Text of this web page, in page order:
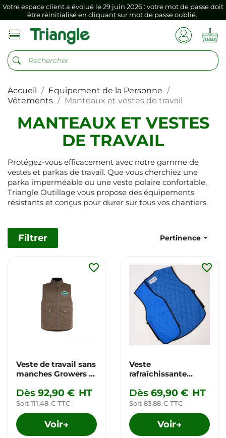
Si vous aviez mémorisé votre précédent mot de passe dans votre
navigateur internet, il doit être réenregistré à la première connexion
vers votre nouvel espace client.
Votre espace client a évolué le 29 juin 2026 : votre mot de passe doit
être réinitialisé en cliquant sur mot de passe oublié.
Si vous aviez mémorisé votre précédent mot de passe dans votre
navigateur internet, il doit être réenregistré à la première connexion
Accueil
Equipement de la Personne
Vêtements
Manteaux et vestes de travail
MANTEAUX ET VESTES
DE TRAVAIL
Protégez-vous efficacement avec notre gamme de
vestes et parkas de travail. Que vous cherchiez une
parka imperméable ou une veste polaire confortable,
Triangle Outillage vous propose des équipements
résistants et conçus pour durer sur tous vos chantiers.
Filtrer Pertinence
Veste de travail sans
manches Growers &
Dès 92,90 € HT
Soit 111,48 € TTC
Voir→
favorite_border
Veste
rafraîchissante
Dès 69,90 € HT
Soit 83,88 € TTC
Voir→
favorite_border